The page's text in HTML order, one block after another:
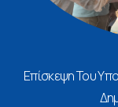
Επίσκεψη Του